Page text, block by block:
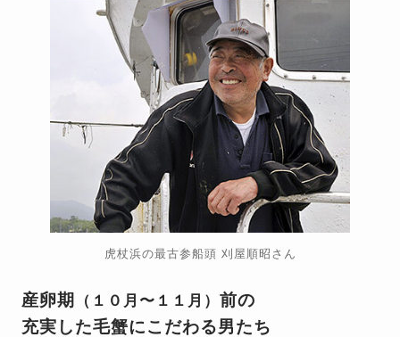
虎杖浜の最古参船頭 刈屋順昭さん
産卵期 （１０月〜１１月） 前の
充実した毛蟹にこだわる男たち